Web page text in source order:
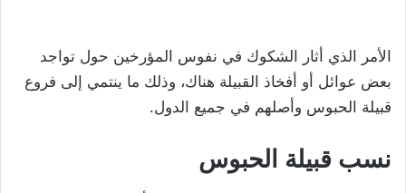
الأمر الذي أثار الشكوك في نفوس المؤرخين حول تواجد
بعض عوائل أو أفخاذ القبيلة هناك، وذلك ما ينتمي إلى فروع
قبيلة الحبوس وأصلهم في جميع الدول.
نسب قبيلة الحبوس